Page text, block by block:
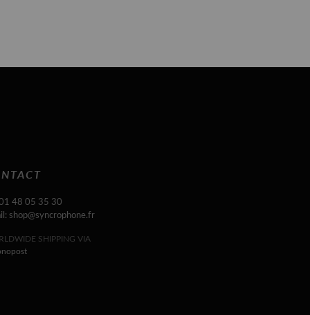
48 05 35 30
shop@syncrophone.fr
SHIPPING VIA